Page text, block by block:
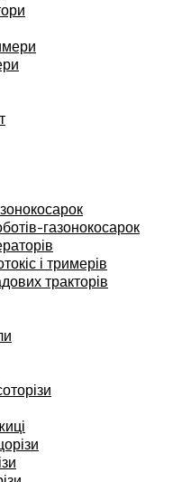
газонокосарок
і тримерів
тракторів